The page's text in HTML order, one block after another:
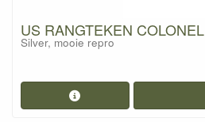
US RANGTEKEN COLONEL
Silver, mooie repro